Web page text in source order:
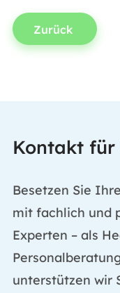
Zurück
Kontakt für
Besetzen Sie
mit fachlich und
Experten – als
unterstützen wir